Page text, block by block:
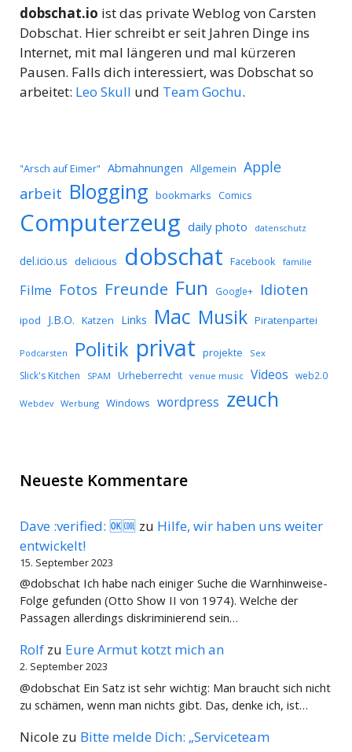
dobschat.io ist das private Weblog von Carsten
Dobschat. Hier schreibt er seit Jahren Dinge ins
Internet, mit mal längeren und mal kürzeren
Pausen. Falls dich interessiert, was Dobschat so
arbeitet: Leo Skull und Team Gochu.
"Arsch auf Eimer" Abmahnungen Allgemein Apple
arbeit Blogging bookmarks Comics
Computerzeug daily photo datenschutz
del.icio.us delicious dobschat Facebook familie
Filme Fotos Freunde Fun Google+ Idioten
ipod J.B.O. Katzen Links Mac Musik Piratenpartei
Podcarsten Politik privat projekte Sex
Slick's Kitchen SPAM Urheberrecht venue music Videos web2.0
Webdev Werbung Windows wordpress zeuch
Neueste Kommentare
Dave :verified: 🆗🆒 zu Hilfe, wir haben uns weiter
entwickelt!
15. September 2023
@dobschat Ich habe nach einiger Suche die Warnhinweise-
Folge gefunden (Otto Show II von 1974). Welche der
Passagen allerdings diskriminierend sein…
Rolf zu Eure Armut kotzt mich an
2. September 2023
@dobschat Ein Satz ist sehr wichtig: Man braucht sich nicht
zu schämen, wenn man nichts gibt. Das, denke ich, ist…
Nicole zu Bitte melde Dich: „Serviceteam